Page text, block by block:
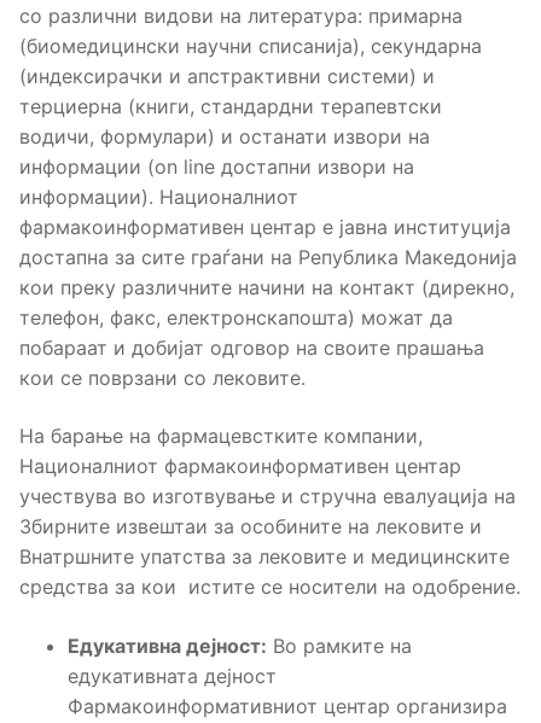
со различни видови на литература: примарна
(биомедицински научни списанија), секундарна
(индексирачки и апстрактивни системи) и
терциерна (книги, стандардни терапевтски
водичи, формулари) и останати извори на
информации (on line достапни извори на
информации). Националниот
фармакоинформативен центар е јавна институција
достапна за сите граѓани на Република Македонија
кои преку различните начини на контакт (дирекно,
телефон, факс, електронскапошта) можат да
побараат и добијат одговор на своите прашања
кои се поврзани со лековите.
На барање на фармацевстките компании,
Националниот фармакоинформативен центар
учествува во изготвување и стручна евалуација на
Збирните извештаи за особините на лековите и
Внатршните упатства за лековите и медицинските
средства за кои истите се носители на одобрение.
Едукативна дејност: Во рамките на
едукативната дејност
Фармакоинформативниот центар организира